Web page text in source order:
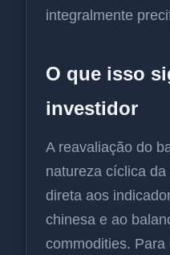
integralmente
O que isso
investidor
A reavaliação do
natureza cíclica
direta aos
chinesa e ao
commodities.